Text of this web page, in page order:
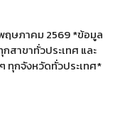
ฤษภาคม 2569 *ข้อมูล
สาขาทั่วประเทศ และ
ทุกจังหวัดทั่วประเทศ*